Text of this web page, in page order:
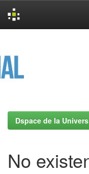
Dspace de la
No